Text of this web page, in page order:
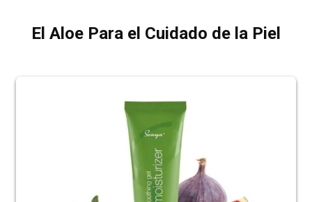
El Aloe Para el Cuidado de la Piel